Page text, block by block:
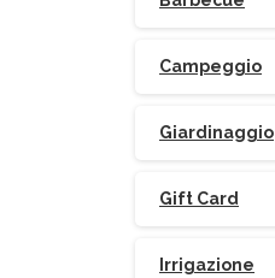
Campeggio
Giardinaggio
Gift Card
Irrigazione